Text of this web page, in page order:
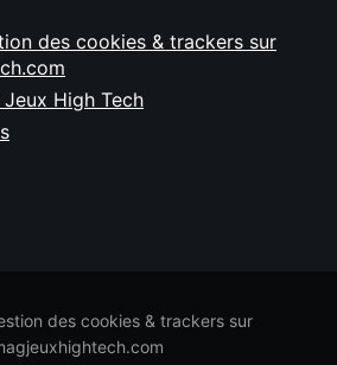
des cookies & trackers sur
Jeux High Tech
des cookies & trackers sur